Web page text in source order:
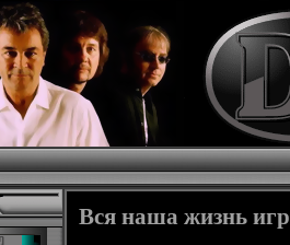
Вся наша жизнь